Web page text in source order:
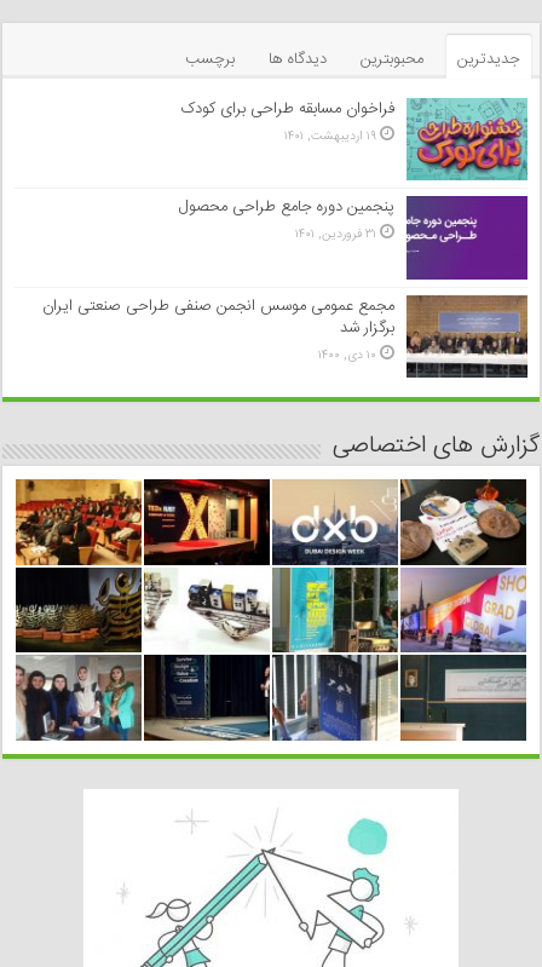
جدیدترین محبوبترین دیدگاه ها
برچسب
فراخوان مسابقه طراحی برای کودک
۱۹ اردیبهشت, ۱۴۰۱
پنجمین دوره جامع طراحی محصول
۳۱ فروردین, ۱۴۰۱
مجمع عمومی موسس انجمن صنفی طراحی صنعتی ایران
برگزار شد
۱۰ دی, ۱۴۰۰
گزارش های اختصاصی